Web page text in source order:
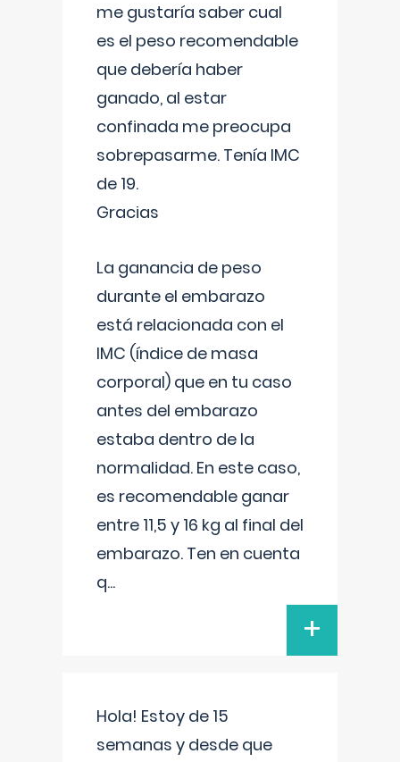
me gustaría saber cual
es el peso recomendable
que debería haber
ganado, al estar
confinada me preocupa
sobrepasarme. Tenía IMC
de 19.
Gracias
La ganancia de peso
durante el embarazo
está relacionada con el
IMC (índice de masa
corporal) que en tu caso
antes del embarazo
estaba dentro de la
normalidad. En este caso,
es recomendable ganar
entre 11,5 y 16 kg al final del
embarazo. Ten en cuenta
q...
+
Hola! Estoy de 15
semanas y desde que